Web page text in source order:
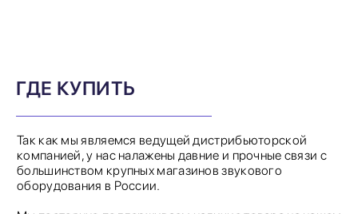
ГДЕ КУПИТЬ
Так как мы являемся ведущей дистрибьюторской
компанией, у нас налажены давние и прочные связи с
большинством крупных магазинов звукового
оборудования в России.